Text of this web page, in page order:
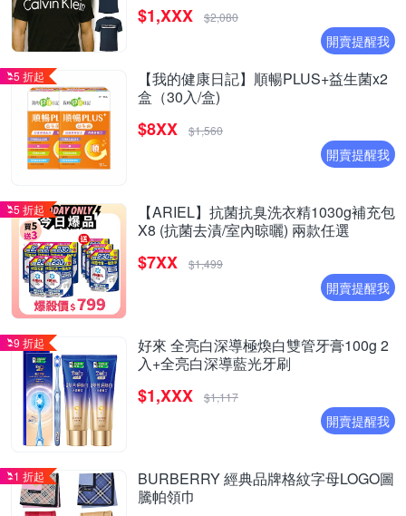
$1,XXX $2,080
開賣提醒我
5 折起
【我的健康日記】順暢PLUS+益生菌x2
盒（30入/盒)
$8XX $1,560
開賣提醒我
5 折起
【ARIEL】抗菌抗臭洗衣精1030g補充包
X8 (抗菌去漬/室內晾曬) 兩款任選
$7XX $1,499
開賣提醒我
9 折起
好來 全亮白深導極煥白雙管牙膏100g 2
入+全亮白深導藍光牙刷
$1,XXX $1,117
開賣提醒我
1 折起
BURBERRY 經典品牌格紋字母LOGO圖
騰帕領巾